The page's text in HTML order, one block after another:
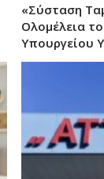
«Σύσταση
Ολομέλεια
Υπουργείου